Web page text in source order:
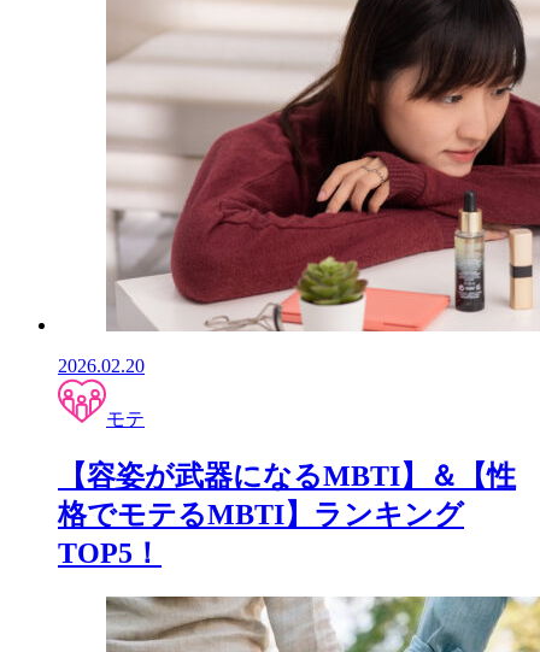
2026.02.20
モテ
【容姿が武器になるMBTI】＆【性
格でモテるMBTI】ランキング
TOP5！